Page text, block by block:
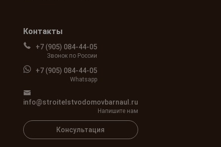
Контакты
+7 (905) 084-44-05
Звонок по России
+7 (905) 084-44-05
Whatsapp
info@stroitelstvodomovbarnaul.ru
Напишите нам
Консультация